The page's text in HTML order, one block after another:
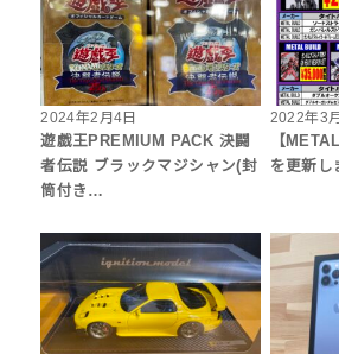
2024年2月4日
遊戯王PREMIUM PACK 決闘
者伝説 ブラックマジシャン(封
筒付き…
2022年3
【
を更新し